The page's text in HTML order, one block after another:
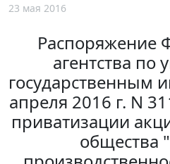
23 мая 2016
Распоряжение
агентства по
государственным
апреля 2016 г. N
приватизации
общества